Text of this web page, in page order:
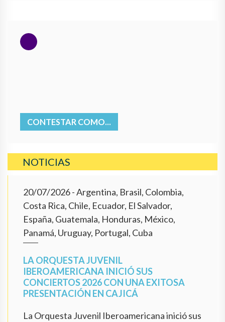
CONTESTAR COMO...
NOTICIAS
20/07/2026- Argentina, Brasil, Colombia,
Costa Rica, Chile, Ecuador, El Salvador,
España, Guatemala, Honduras, México,
Panamá, Uruguay, Portugal, Cuba
LA ORQUESTA JUVENIL
IBEROAMERICANA INICIÓ SUS
CONCIERTOS 2026 CON UNA EXITOSA
PRESENTACIÓN EN CAJICÁ
La Orquesta Juvenil Iberoamericana inició sus